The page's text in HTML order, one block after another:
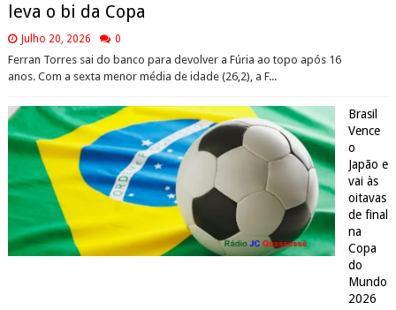
leva o bi da Copa
Julho 20, 2026 0
Ferran Torres sai do banco para devolver a Fúria ao topo após 16
anos. Com a sexta menor média de idade (26,2), a F...
Brasil
Vence
o
Japão e
vai às
oitavas
de final
na
Copa
do
Mundo
2026